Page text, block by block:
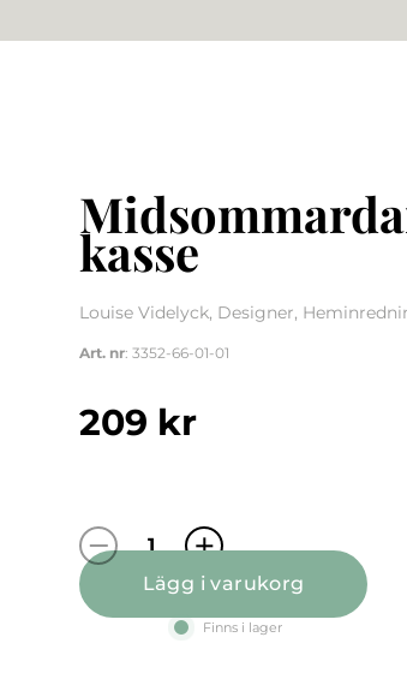
kasse
Louise Videlyck, Designer,
Art. nr: 3352-66-01-01
209 kr
Midsommardans naturvit
Lägg i varukorg
Finns i lager